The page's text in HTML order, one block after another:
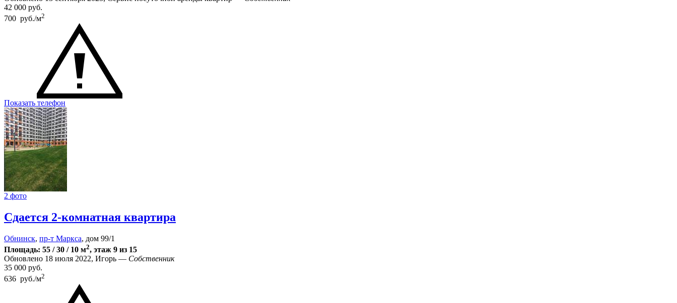
42 000 руб.
700 руб./м2
Показать телефон
2 фото
Сдается 2-комнатная квартира
Обнинск, пр-т Маркса, дом 99/1
Площадь: 55 / 30 / 10 м2, этаж 9 из 15
Обновлено 18 июля 2022, Игорь — Собственник
35 000 руб.
636 руб./м2